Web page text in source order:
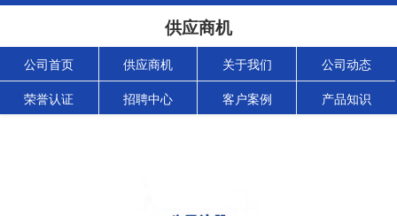
供应商机
公司首页 供应商机 关于我们 公司动态
荣誉认证 招聘中心 客户案例 产品知识